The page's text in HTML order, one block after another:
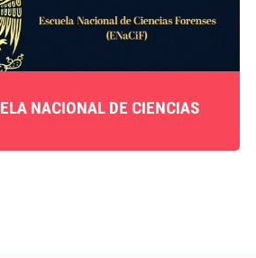
NACIONAL DE CIENCIAS